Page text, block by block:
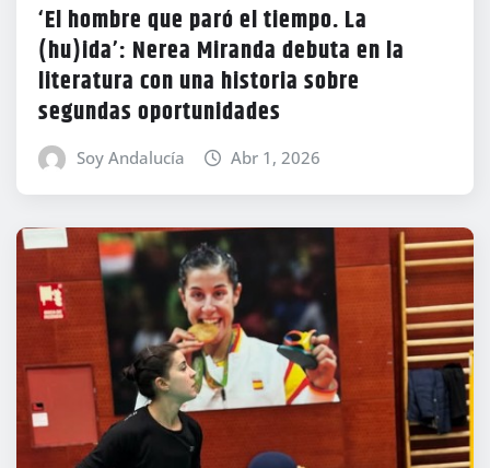
‘El hombre que paró el tiempo. La
(hu)ida’: Nerea Miranda debuta en la
literatura con una historia sobre
segundas oportunidades
Soy Andalucía Abr 1, 2026